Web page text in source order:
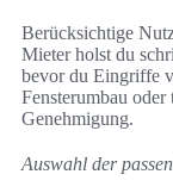
Berücksichtige
Mieter holst du
bevor du Eingriffe
Fensterumbau oder
Genehmigung.
Auswahl der